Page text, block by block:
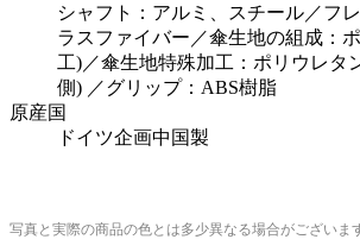
シャフト：アルミ、スチール／フ
ラスファイバー／傘生地の組成：
工)／傘生地特殊加工：ポリウレタ
側) ／グリップ：ABS樹脂
原産国
ドイツ企画中国製
写真と実際の商品の色とは多少異なる場合がございま